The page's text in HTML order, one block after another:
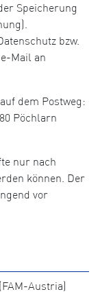
Speicherung
bzw.
Mail an
dem Postweg:
Pöchlarn
nur nach
können. Der
vor
Austria)